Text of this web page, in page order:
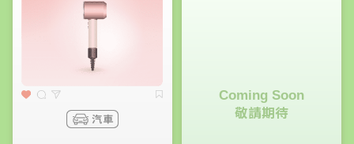
Coming Soon
敬請期待